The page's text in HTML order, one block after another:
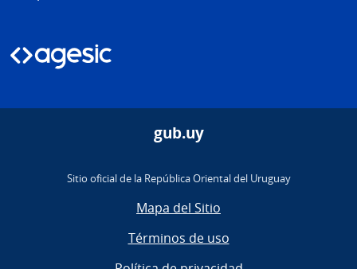
gub.uy
Sitio oficial de la República Oriental del Uruguay
Mapa del Sitio
Términos de uso